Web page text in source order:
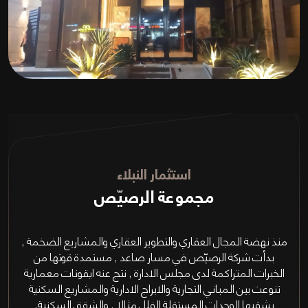
استثمار النبلاء
مجموعة الرصيّص
منذ نهضة المجال العقاري والتطوير العقاري والمشاريع الضخمة ,
بدأت شركة الرصيّص في مسار صاعد , مستمدة قوتها من
الخبرات المتراكمة لدى مجلس الادارة , نتج عنه ايقونات معمارية
تنوعت بين المباني التجارية والابراج الادارية والمشاريع السكنية